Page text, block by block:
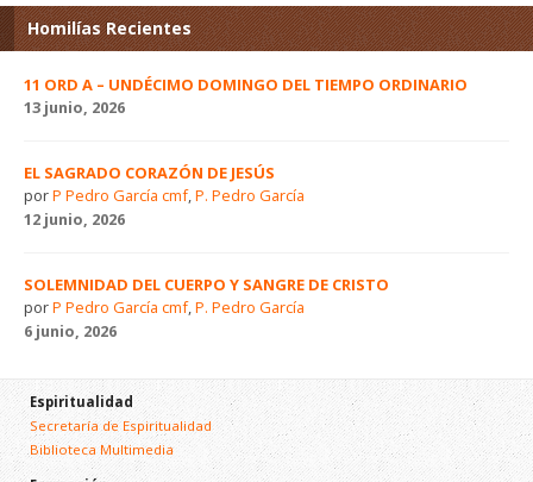
Homilías Recientes
11 ORD A – UNDÉCIMO DOMINGO DEL TIEMPO ORDINARIO
13 junio, 2026
EL SAGRADO CORAZÓN DE JESÚS
porP Pedro García cmf,P. Pedro García
12 junio, 2026
SOLEMNIDAD DEL CUERPO Y SANGRE DE CRISTO
porP Pedro García cmf,P. Pedro García
6 junio, 2026
Espiritualidad
Secretaría de Espiritualidad
Biblioteca Multimedia